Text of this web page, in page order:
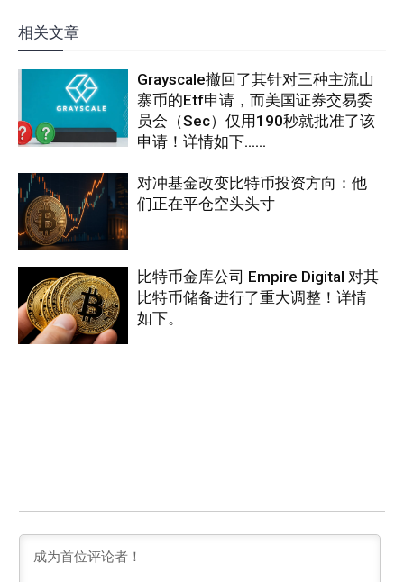
相关文章
Grayscale撤回了其针对三种主流山
寨币的Etf申请，而美国证券交易委
员会（Sec）仅用190秒就批准了该
申请！详情如下……
对冲基金改变比特币投资方向：他
们正在平仓空头头寸
比特币金库公司 Empire Digital 对其
比特币储备进行了重大调整！详情
如下。